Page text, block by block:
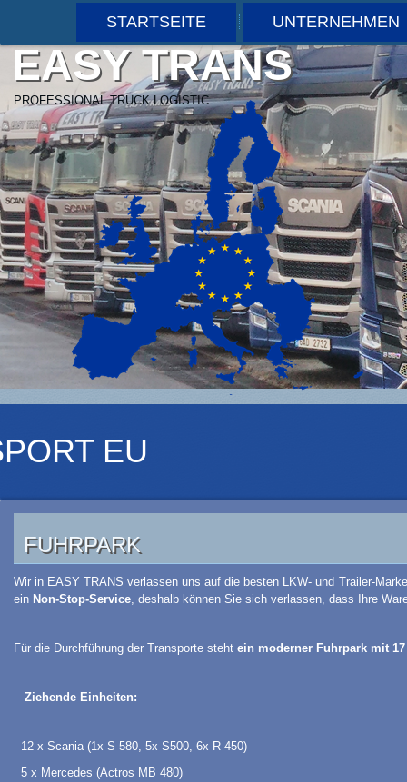
STARTSEITE UNTERNEHMEN
EU
EASY TRANS
PROFESSIONAL TRUCK LOGISTIC
FUHRPARK
Wir in EASY TRANS verlassen uns auf die besten LKW- und Trailer-
ein Non-Stop-Service, deshalb können Sie sich verlassen, dass Ihre
Für die Durchführung der Transporte steht ein moderner Fuhrpark mit
Ziehende Einheiten:
12 x Scania (1x S 580, 5x S500, 6x R 450)
5 x Mercedes (Actros MB 480)